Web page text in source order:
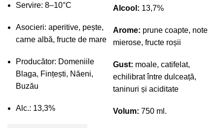
Servire: 8–10°C
Asocieri: aperitive, pește,
carne albă, fructe de mare
Producător: Domeniile
Blaga, Fințești, Năeni,
Buzău
Alc.: 13,3%
Alcool: 13,7%
Arome: prune coapte, note
mierose, fructe roșii
Gust: moale, catifelat,
echilibrat între dulceață,
taninuri și aciditate
Volum: 750 ml.